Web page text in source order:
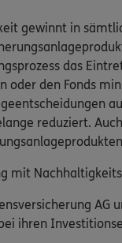
gewinnt in
das
oder den Fonds
reduziert.
mit
ihren